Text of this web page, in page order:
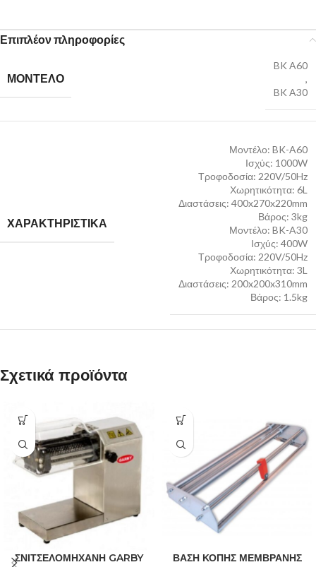
Επιπλέον πληροφορίες
ΜΟΝΤΕΛΟ
BK A60
,
BK A30
ΧΑΡΑΚΤΗΡΙΣΤΙΚΑ
Μοντέλο: BK-A60
Ισχύς: 1000W
Τροφοδοσία: 220V/50Hz
Χωρητικότητα: 6L
Διαστάσεις: 400x270x220mm
Βάρος: 3kg
Μοντέλο: BK-A30
Ισχύς: 400W
Τροφοδοσία: 220V/50Hz
Χωρητικότητα: 3L
Διαστάσεις: 200x200x310mm
Βάρος: 1.5kg
Σχετικά προϊόντα
ΣΝΙΤΣΕΛΟΜΗΧΑΝΗ GARBY
ΒΑΣΗ ΚΟΠΗΣ ΜΕΜΒΡΑΝΗΣ